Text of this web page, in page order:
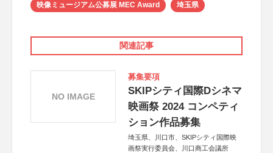
映像ミュージアム公募展 MEC Award 埼玉県
関連記事
募集要項
SKIPシティ国際Dシネマ
映画祭 2024 コンペティ
ション作品募集
埼玉県、川口市、SKIPシティ国際映
画祭実行委員会、川口商工会議所
NO IMAGE